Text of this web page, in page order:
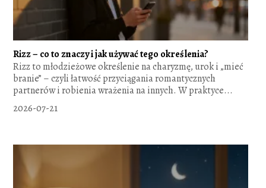
Rizz – co to znaczy i jak używać tego określenia?
Rizz to młodzieżowe określenie na charyzmę, urok i „mieć
branie” – czyli łatwość przyciągania romantycznych
partnerów i robienia wrażenia na innych. W praktyce...
2026-07-21